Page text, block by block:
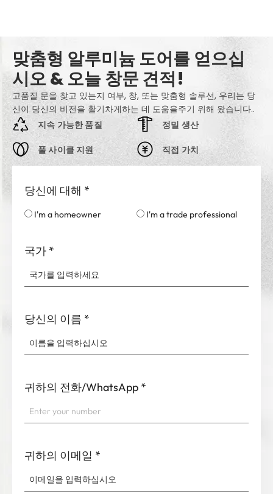
맞춤형 알루미늄 도어를 얻으십
시오 & 오늘 창문 견적!
고품질 문을 찾고 있는지 여부, 창, 또는 맞춤형 솔루션, 우리는 당
신이 당신의 비전을 활기차게하는 데 도움을주기 위해 왔습니다..
지속 가능한 품질
풀 사이클 지원
정밀 생산
직접 가치
당신에 대해 *
I'm a homeowner I'm a trade professional
국가 *
당신의 이름 *
귀하의 전화/WhatsApp *
귀하의 이메일 *